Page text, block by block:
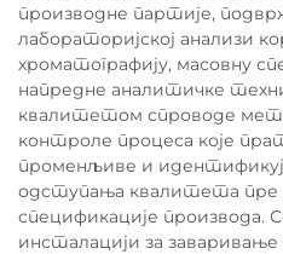
производне партије,
лабораторијској анализи
хроматографију, масовну
напредне аналитичке
квалитетом спроводе
контроле процеса које
променљиве и
одступања квалитета пре
спецификације
инсталацији за